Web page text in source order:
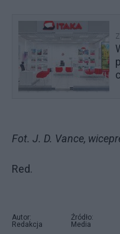
Fot. J. D. Vance,
Red.
Autor:
Redakcja
Źródło:
Media